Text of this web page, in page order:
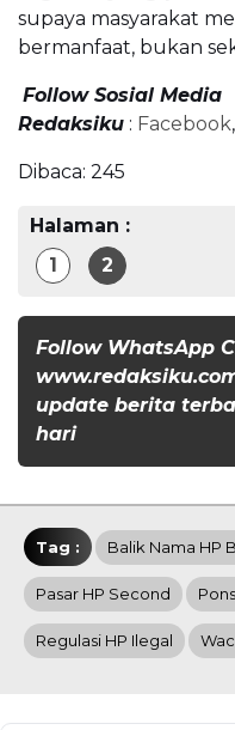
supaya masyarakat
bermanfaat, bukan
Follow Sosial Media
Redaksiku : Facebook,
Dibaca: 245
Halaman :
1
2
Follow WhatsApp
update berita
hari
Tag : Balik Nama HP
Pasar HP Second
Regulasi HP Ilegal